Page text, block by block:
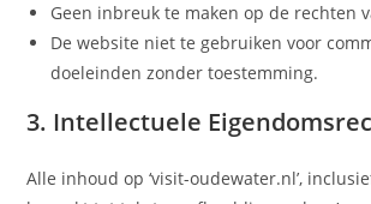
Geen inbreuk te maken op de rechten
De website niet te gebruiken voor
doeleinden zonder toestemming.
3. Intellectuele
Alle inhoud op ‘visit-oudewater.nl’,